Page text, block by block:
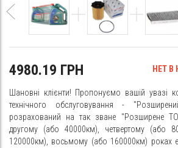
4980.19 ГРН НЕТ В
Шановні клієнти! Пропонуємо вашій увазі
технічного обслуговування -
розрахований на так зване "Розширене
другому (або 40000км), четвертому (або
120000км), восьмому (або 160000км) роках